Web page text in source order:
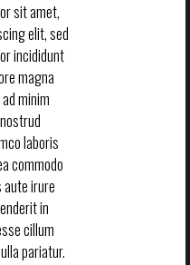
sit amet,
elit, sed
incididunt
magna
minim
laboris
commodo
aute irure
in
cillum
pariatur.